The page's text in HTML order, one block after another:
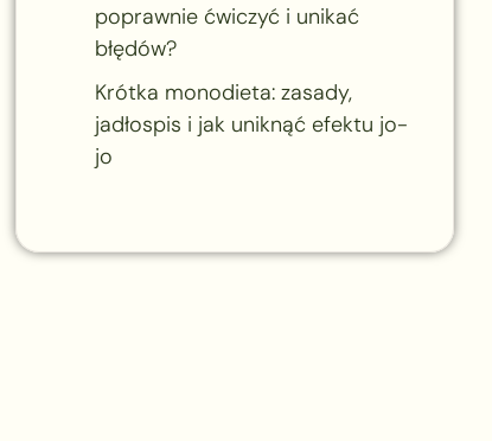
poprawnie ćwiczyć i unikać
błędów?
Krótka monodieta: zasady,
jadłospis i jak uniknąć efektu jo-
jo